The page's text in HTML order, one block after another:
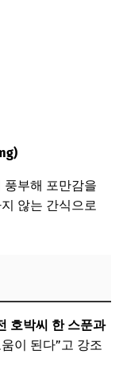
풍부해 포만감을
않는 간식으로
호박씨 한 스푼과
이 된다”고 강조